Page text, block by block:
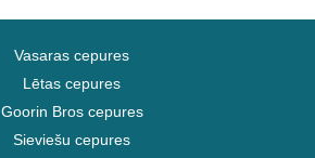
Vasaras cepures
Lētas cepures
Goorin Bros cepures
Sieviešu cepures